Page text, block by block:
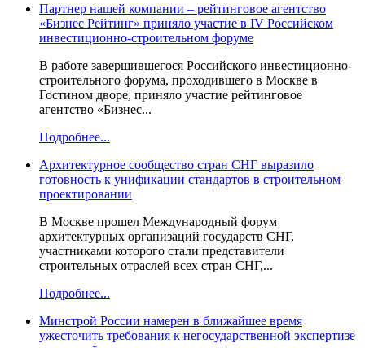
Партнер нашей компании – рейтинговое агентство
«Бизнес Рейтинг» приняло участие в IV Российском
инвестиционно-строительном форуме
В работе завершившегося Российского инвестиционно-
строительного форума, проходившего в Москве в
Гостином дворе, приняло участие рейтинговое
агентство «Бизнес...
Подробнее...
Архитектурное сообщество стран СНГ выразило
готовность к унификации стандартов в строительном
проектировании
В Москве прошел Международный форум
архитектурных организаций государств СНГ,
участниками которого стали представители
строительных отраслей всех стран СНГ,...
Подробнее...
Минстрой России намерен в ближайшее время
ужесточить требования к негосударственной экспертизе